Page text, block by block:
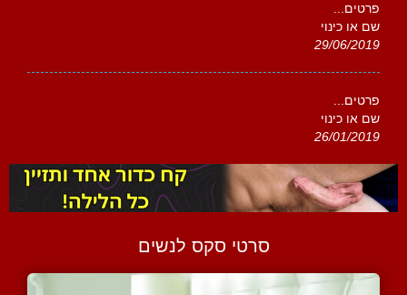
פרטים...
שם או כינוי
29/06/2019
פרטים...
שם או כינוי
26/01/2019
סרטי סקס לנשים